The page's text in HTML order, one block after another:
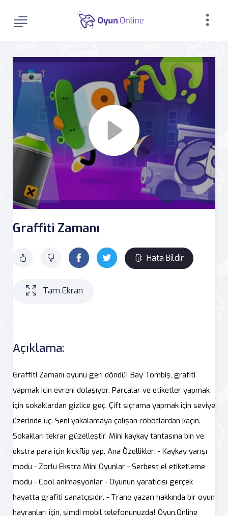
Graffiti Zamanı
Hata Bildir
Tam Ekran
Açıklama:
Graffiti Zamanı oyunu geri döndü! Bay Tombiş, grafiti
yapmak için evreni dolaşıyor. Parçalar ve etiketler yapmak
için sokaklardan gizlice geç. Çift sıçrama yapmak için seviye
üzerinde uç. Seni yakalamaya çalışan robotlardan kaçın.
Sokakları tekrar güzelleştir. Mini kaykay tahtasına bin ve
ekstra para için kickflip yap. Ana Özellikler: - Kaykay yarışı
modu - Zorlu Ekstra Mini Oyunlar - Serbest el etiketleme
modu - Cool animasyonlar - Oyunun yaratıcısı gerçek
hayatta grafiti sanatçısıdır. - Trane yazarı hakkında bir oyun
hayranları için, şimdi mobil telefonunuzda! Oyun.Online